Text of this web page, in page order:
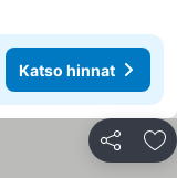
Katso hinnat
Jaa